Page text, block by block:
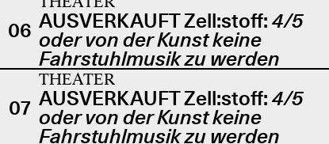
06 AUSVERKAUFT Zell:stoff: 4/5
oder von der Kunst keine
Fahrstuhlmusik zu werden
07
THEATER
AUSVERKAUFT Zell:stoff: 4/5
oder von der Kunst keine
Fahrstuhlmusik zu werden